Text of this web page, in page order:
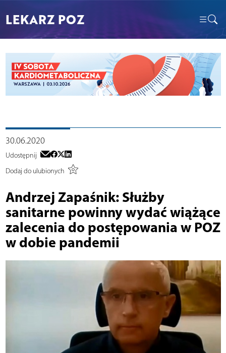
LEKARZ POZ
30.06.2020
Udostępnij
Dodaj do ulubionych
Andrzej Zapaśnik: Służby
sanitarne powinny wydać wiążące
zalecenia do postępowania w POZ
w dobie pandemii